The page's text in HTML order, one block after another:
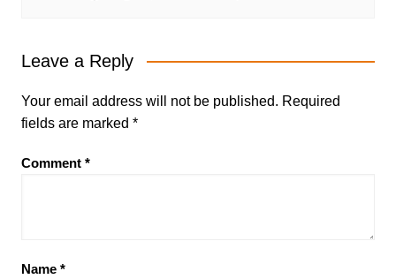
Leave a Reply
Your email address will not be published. Required
fields are marked *
Comment *
Name *